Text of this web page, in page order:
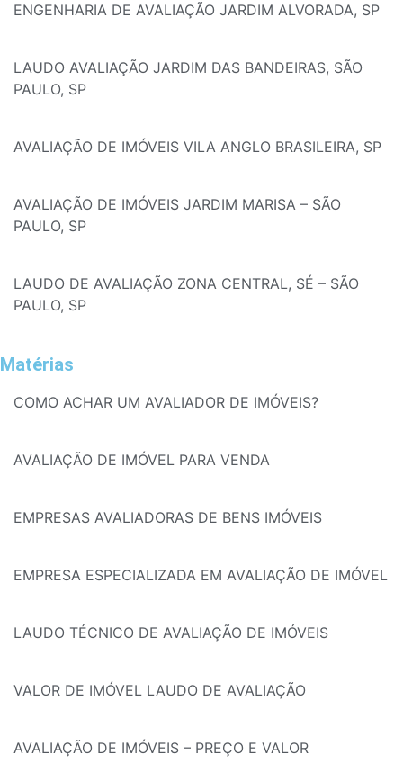
ENGENHARIA DE AVALIAÇÃO JARDIM ALVORADA, SP
LAUDO AVALIAÇÃO JARDIM DAS BANDEIRAS, SÃO
PAULO, SP
AVALIAÇÃO DE IMÓVEIS VILA ANGLO BRASILEIRA, SP
AVALIAÇÃO DE IMÓVEIS JARDIM MARISA – SÃO
PAULO, SP
LAUDO DE AVALIAÇÃO ZONA CENTRAL, SÉ – SÃO
PAULO, SP
Matérias
COMO ACHAR UM AVALIADOR DE IMÓVEIS?
AVALIAÇÃO DE IMÓVEL PARA VENDA
EMPRESAS AVALIADORAS DE BENS IMÓVEIS
EMPRESA ESPECIALIZADA EM AVALIAÇÃO DE IMÓVEL
LAUDO TÉCNICO DE AVALIAÇÃO DE IMÓVEIS
VALOR DE IMÓVEL LAUDO DE AVALIAÇÃO
AVALIAÇÃO DE IMÓVEIS – PREÇO E VALOR